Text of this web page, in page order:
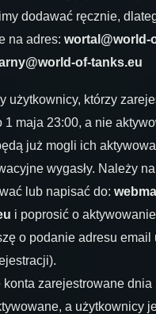
dodawać ręcznie,
na adres: wortal@world-
of-tanks.eu
użytkownicy, którzy
1 maja 23:00, a nie
już mogli ich
wygasły. Należy
lub napisać do:
i poprosić o
o podanie adresu email
zarejestrowane dnia
a użytkownicy